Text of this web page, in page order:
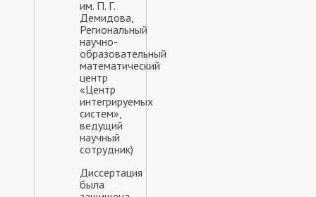
им. П. Г.
Демидова,
Региональный
научно-
образовательный
математический
центр
«Центр
интегрируемых
систем»,
ведущий
научный
сотрудник)
Диссертация
была